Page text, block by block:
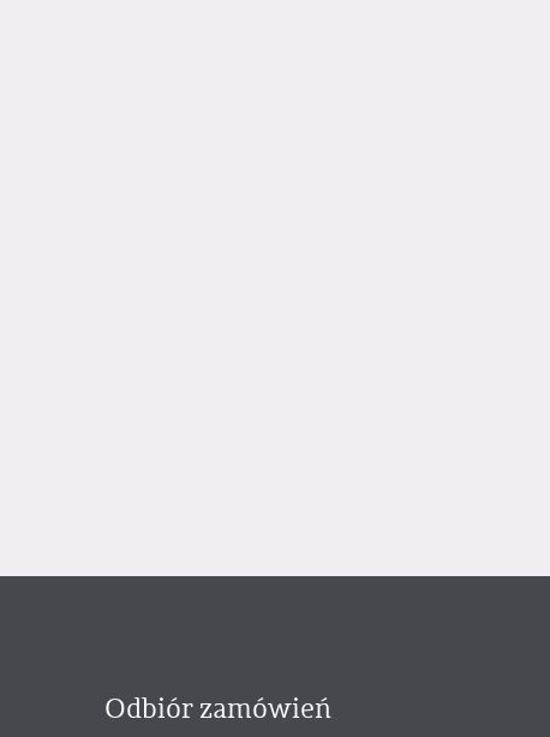
Odbiór zamówień